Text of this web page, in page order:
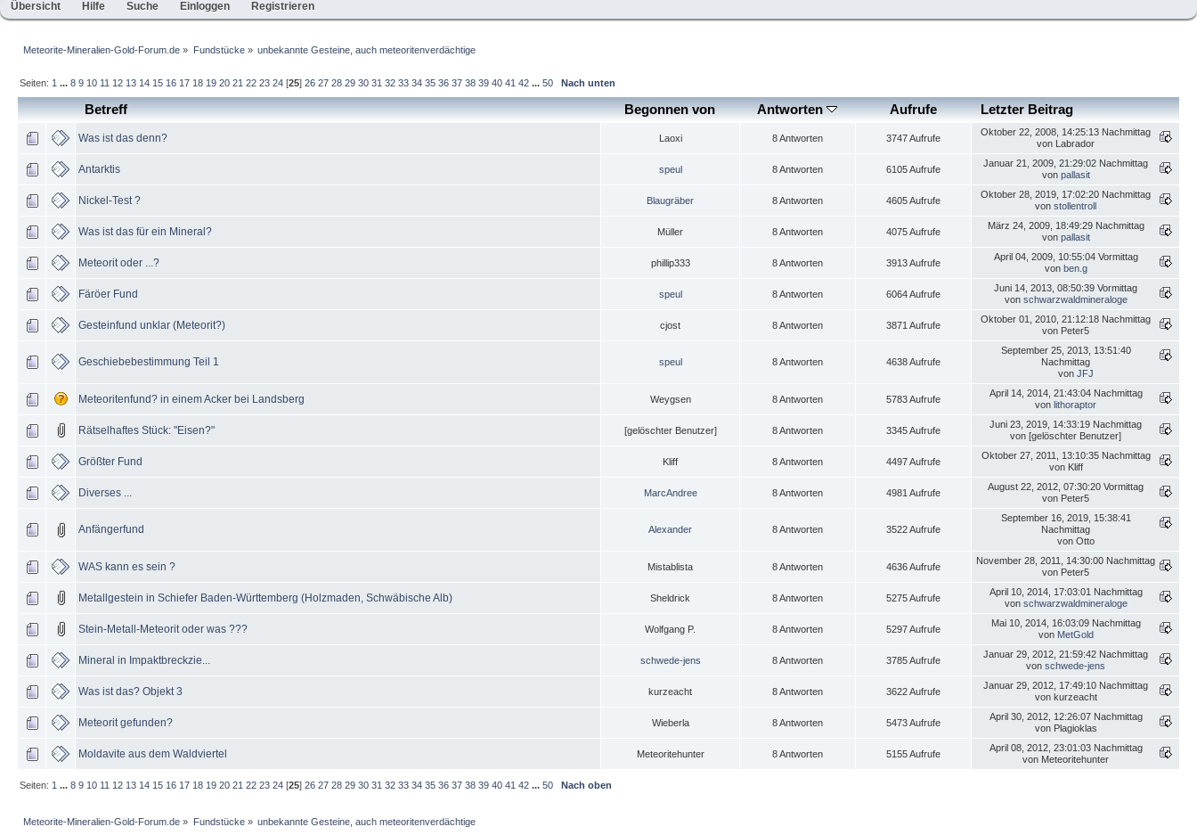
Übersicht Hilfe Suche Einloggen Registrieren
Meteorite-Mineralien-Gold-Forum.de » Fundstücke» unbekannte Gesteine, auch meteoritenverdächtige
Seiten: 1 ...8 9 10 11 12 13 14 15 16 17 18 19 20 21 22 23 24 [25]26 27 28 29 30 31 32 33 34 35 36 37 38 39 40 41 42 ...50 Nach unten
Betreff Begonnen von Antworten Aufrufe Letzter Beitrag
Was ist das denn? Laoxi 8 Antworten 3747 Aufrufe
Oktober 22, 2008, 14:25:13 Nachmittag
von Labrador
Antarktis speul 8 Antworten 6105 Aufrufe
Januar 21, 2009, 21:29:02 Nachmittag
von pallasit
Nickel-Test ? Blaugräber 8 Antworten 4605 Aufrufe
Oktober 28, 2019, 17:02:20 Nachmittag
von stollentroll
Was ist das für ein Mineral? Müller 8 Antworten 4075 Aufrufe
März 24, 2009, 18:49:29 Nachmittag
von pallasit
Meteorit oder ...? phillip333 8 Antworten 3913 Aufrufe
April 04, 2009, 10:55:04 Vormittag
von ben.g
Färöer Fund speul 8 Antworten 6064 Aufrufe
Juni 14, 2013, 08:50:39 Vormittag
von schwarzwaldmineraloge
Gesteinfund unklar (Meteorit?) cjost 8 Antworten 3871 Aufrufe
Oktober 01, 2010, 21:12:18 Nachmittag
von Peter5
Geschiebebestimmung Teil 1 speul 8 Antworten 4638 Aufrufe
September 25, 2013, 13:51:40
Nachmittag
von JFJ
Meteoritenfund? in einem Acker bei Landsberg Weygsen 8 Antworten 5783 Aufrufe
April 14, 2014, 21:43:04 Nachmittag
von lithoraptor
Rätselhaftes Stück: "Eisen?" [gelöschter Benutzer] 8 Antworten 3345 Aufrufe
Juni 23, 2019, 14:33:19 Nachmittag
von [gelöschter Benutzer]
Größter Fund Kliff 8 Antworten 4497 Aufrufe
Oktober 27, 2011, 13:10:35 Nachmittag
von Kliff
Diverses ... MarcAndree 8 Antworten 4981 Aufrufe
August 22, 2012, 07:30:20 Vormittag
von Peter5
Anfängerfund Alexander 8 Antworten 3522 Aufrufe
September 16, 2019, 15:38:41
Nachmittag
von Otto
WAS kann es sein ? Mistablista 8 Antworten 4636 Aufrufe
November 28, 2011, 14:30:00 Nachmittag
von Peter5
Metallgestein in Schiefer Baden-Württemberg (Holzmaden, Schwäbische Alb) Sheldrick 8 Antworten 5275 Aufrufe
April 10, 2014, 17:03:01 Nachmittag
von schwarzwaldmineraloge
Stein-Metall-Meteorit oder was ??? Wolfgang P. 8 Antworten 5297 Aufrufe
Mai 10, 2014, 16:03:09 Nachmittag
von MetGold
Mineral in Impaktbreckzie... schwede-jens 8 Antworten 3785 Aufrufe
Januar 29, 2012, 21:59:42 Nachmittag
von schwede-jens
Was ist das? Objekt 3 kurzeacht 8 Antworten 3622 Aufrufe
Januar 29, 2012, 17:49:10 Nachmittag
von kurzeacht
Meteorit gefunden? Wieberla 8 Antworten 5473 Aufrufe
April 30, 2012, 12:26:07 Nachmittag
von Plagioklas
Moldavite aus dem Waldviertel Meteoritehunter 8 Antworten 5155 Aufrufe
April 08, 2012, 23:01:03 Nachmittag
von Meteoritehunter
Seiten: 1 ...8 9 10 11 12 13 14 15 16 17 18 19 20 21 22 23 24 [25]26 27 28 29 30 31 32 33 34 35 36 37 38 39 40 41 42 ...50 Nach oben
Meteorite-Mineralien-Gold-Forum.de » Fundstücke» unbekannte Gesteine, auch meteoritenverdächtige